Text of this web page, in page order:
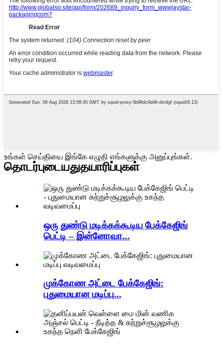
உங்கள் செய்தியை இங்கே எழுதி எங்களுக்கு அனுப்புங்கள்.
தொடர்புடையதுதயாரிப்புகள்
ஒரு துண்டு மடிக்கக்கூடிய பேக்கேஜிங்
பெட்டி – இன்னோவா...
முக்கோண அட்டை பேக்கேஜிங்:
புதுமையான மடிப்பு...